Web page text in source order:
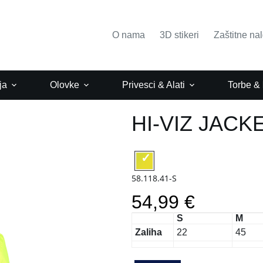
O nama
3D stikeri Zaštitne
Olovke Privesci & Alati Torbe &
HI-VIZ
58.118.41-S
54,99 €
S M
Zaliha
22 45